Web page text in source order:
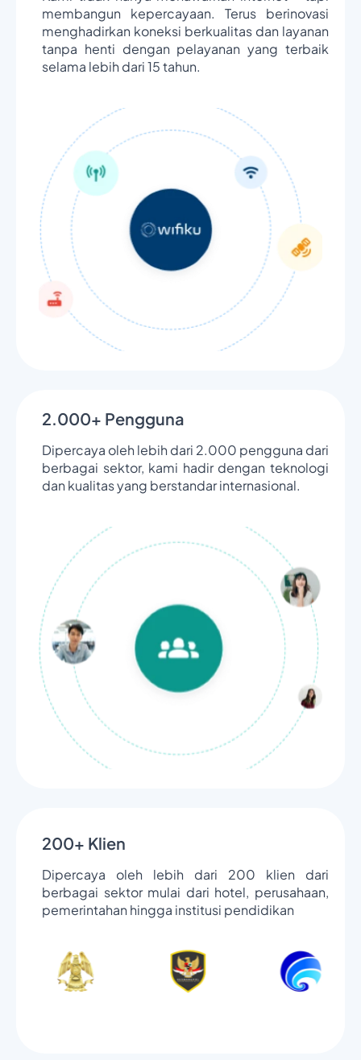
membangun kepercayaan. Terus berinovasi
menghadirkan koneksi berkualitas dan layanan
tanpa henti dengan pelayanan yang terbaik
selama lebih dari 15 tahun.
2.000+ Pengguna
Dipercaya oleh lebih dari 2.000 pengguna dari
berbagai sektor, kami hadir dengan teknologi
dan kualitas yang berstandar internasional.
200+ Klien
Dipercaya oleh lebih dari 200 klien dari
berbagai sektor mulai dari hotel, perusahaan,
pemerintahan hingga institusi pendidikan